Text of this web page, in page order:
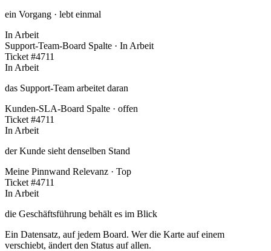
ein Vorgang · lebt einmal
In Arbeit
Support-Team-Board Spalte · In Arbeit
Ticket #4711
In Arbeit
das Support-Team arbeitet daran
Kunden-SLA-Board Spalte · offen
Ticket #4711
In Arbeit
der Kunde sieht denselben Stand
Meine Pinnwand Relevanz · Top
Ticket #4711
In Arbeit
die Geschäftsführung behält es im Blick
Ein Datensatz, auf jedem Board. Wer die Karte auf einem
verschiebt, ändert den Status auf allen.